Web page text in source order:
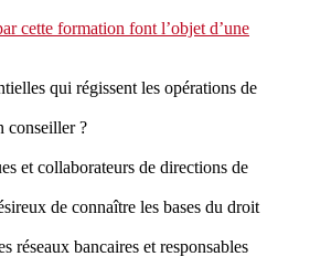
cette formation font l’objet d’une
qui régissent les opérations de
conseiller ?
et collaborateurs de directions de
de connaître les bases du droit
réseaux bancaires et responsables